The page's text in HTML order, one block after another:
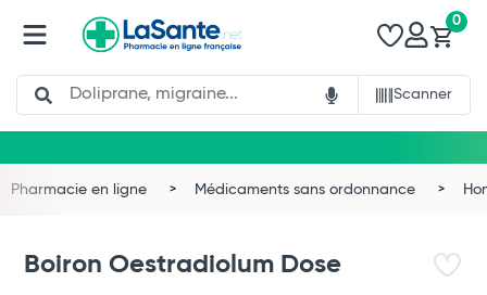
Search
Scanner
0
Pharmacie en ligne Médicaments sans ordonnance
Boiron Oestradiolum Dose